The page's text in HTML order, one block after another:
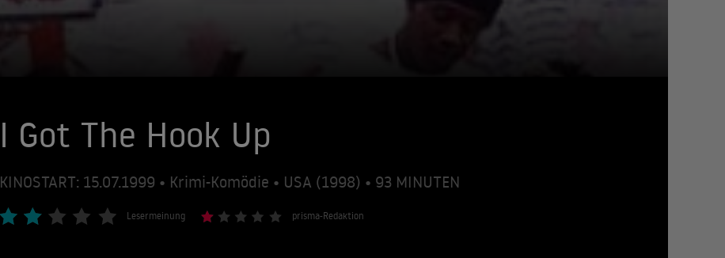
I Got The Hook Up
KINOSTART: 15.07.1999 • Krimi-Komödie • USA (1998) • 93 MINUTEN
Lesermeinung prisma-Redaktion